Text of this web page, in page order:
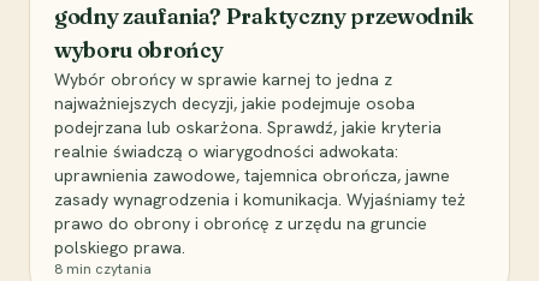
godny zaufania? Praktyczny przewodnik
wyboru obrońcy
Wybór obrońcy w sprawie karnej to jedna z
najważniejszych decyzji, jakie podejmuje osoba
podejrzana lub oskarżona. Sprawdź, jakie kryteria
realnie świadczą o wiarygodności adwokata:
uprawnienia zawodowe, tajemnica obrończa, jawne
zasady wynagrodzenia i komunikacja. Wyjaśniamy też
prawo do obrony i obrońcę z urzędu na gruncie
polskiego prawa.
8 min czytania